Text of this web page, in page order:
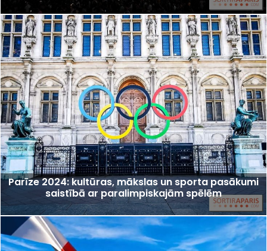
Parīze 2024: kultūras, mākslas un sporta pasākumi
saistībā ar paralimpiskajām spēlēm